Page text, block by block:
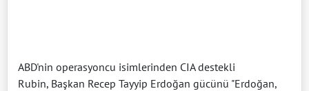
ABD'nin operasyoncu isimlerinden CIA destekli
Rubin, Başkan Recep Tayyip Erdoğan gücünü "Erdoğan,